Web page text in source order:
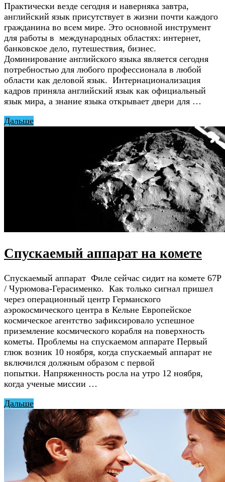
Практически везде сегодня и наверняка завтра,
английский язык присутствует в жизни почти каждого
гражданина во всем мире. Это основной инструмент
для работы в международных областях: интернет,
банковское дело, путешествия, бизнес.
Доминирование английского языка является сегодня
потребностью для любого профессионала в любой
области как деловой язык. Интернационализация
кадров приняла английский язык как официальный
язык мира, а знание языка открывает двери для …
Дальше
Спускаемый аппарат на комете
Спускаемый аппарат Филе сейчас сидит на комете 67P
/ Чурюмова-Герасименко. Как только сигнал пришел
через операционный центр Германского
аэрокосмического центра в Кельне Европейское
космическое агентство зафиксировало успешное
приземление космического корабля на поверхность
кометы. Проблемы на спускаемом аппарате Первый
глюк возник 10 ноября, когда спускаемый аппарат не
включился должным образом с первой
попытки. Напряженность росла на утро 12 ноября,
когда ученые миссии …
Дальше